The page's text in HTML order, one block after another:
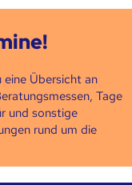
Übersicht an
Tage
und sonstige
rund um die